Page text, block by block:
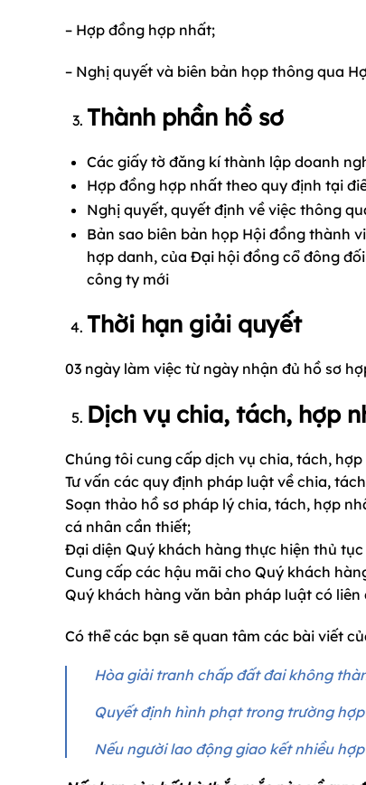
– Hợp đồng hợp nhất;
– Nghị quyết và biên bản họp thông qua
Thành phần hồ sơ
Các giấy tờ đăng kí thành lập doanh
Hợp đồng hợp nhất theo quy định tại
Nghị quyết, quyết định về việc thông
Bản sao biên bản họp Hội đồng thành
hợp danh, của Đại hội đồng cổ đông
công ty mới
Thời hạn giải quyết
03 ngày làm việc từ ngày nhận đủ hồ sơ
Dịch vụ chia, tách, hợp
Chúng tôi cung cấp dịch vụ chia, tách,
Tư vấn các quy định pháp luật về chia,
Soạn thảo hồ sơ pháp lý chia, tách, hợp
cá nhân cần thiết;
Đại diện Quý khách hàng thực hiện thủ
Cung cấp các hậu mãi cho Quý khách
Quý khách hàng văn bản pháp luật có
Có thể các bạn sẽ quan tâm các bài viết
Hòa giải tranh chấp đất đai không
Quyết định hình phạt trong trường
Nếu người lao động giao kết nhiều